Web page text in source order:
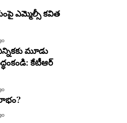
ఎమ్మెల్సీ కవిత
మూడు
కేటీఆర్